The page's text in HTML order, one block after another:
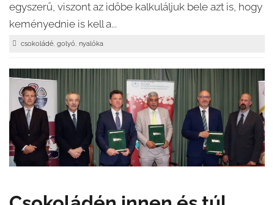
egyszerű, viszont az időbe kalkuláljuk bele azt is, hogy
keményednie is kell a...
csokoládé, golyó, nyalóka